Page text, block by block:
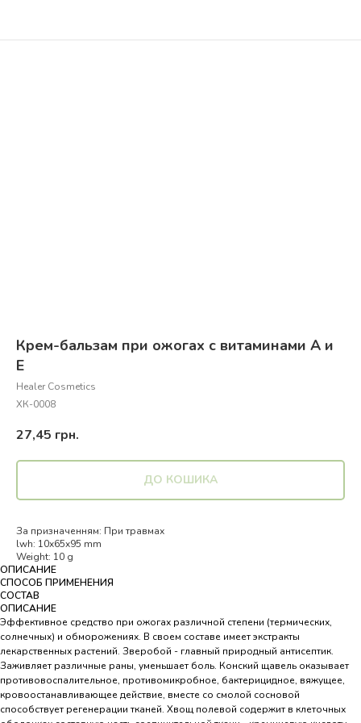
Крем-бальзам при ожогах с витаминами А и
Е
Healer Cosmetics
ХК-0008
27,45 грн.
ДО КОШИКА
За призначенням: При травмах
lwh: 10x65x95 mm
Weight: 10 g
ОПИСАНИЕ
СПОСОБ ПРИМЕНЕНИЯ
СОСТАВ
ОПИСАНИЕ
Эффективное средство при ожогах различной степени (термических,
солнечных) и обморожениях. В своем составе имеет экстракты
лекарственных растений. Зверобой - главный природный антисептик.
Заживляет различные раны, уменьшает боль. Конский щавель оказывает
противовоспалительное, противомикробное, бактерицидное, вяжущее,
кровоостанавливающее действие, вместе со смолой сосновой
способствует регенерации тканей. Хвощ полевой содержит в клеточных